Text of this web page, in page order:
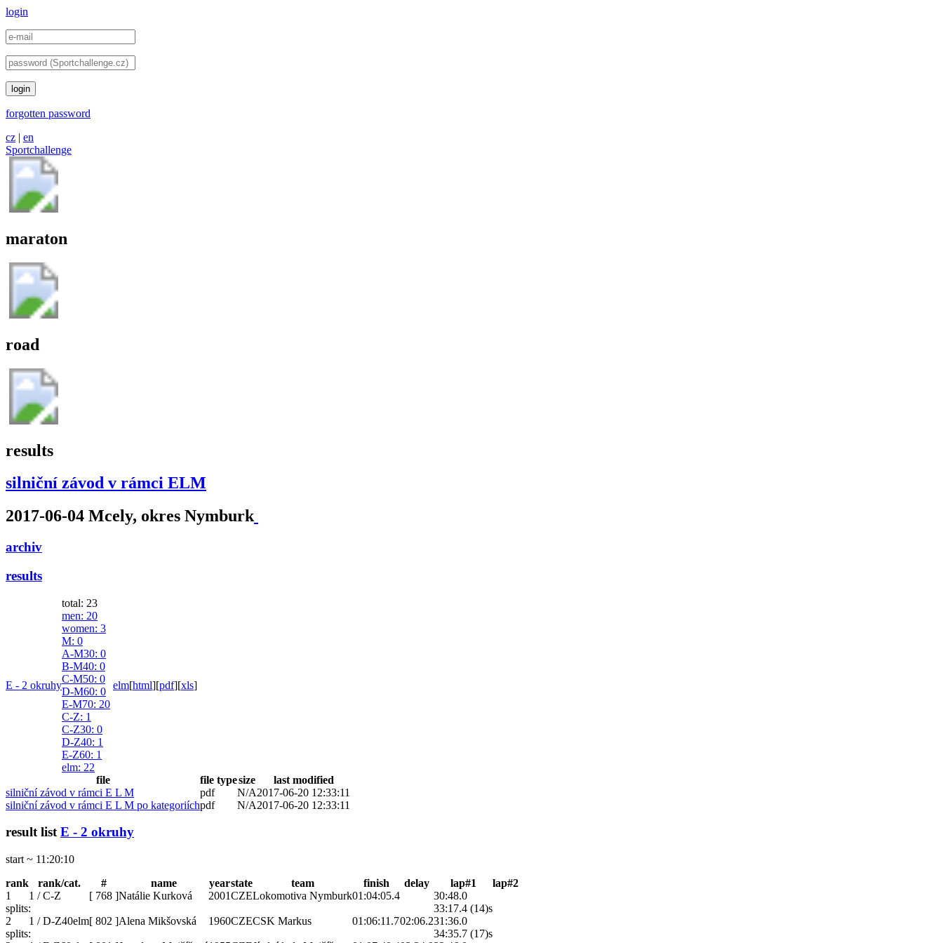
login
login
forgotten password
cz | en
Sportchallenge
maraton
road
results
silniční závod v rámci ELM
2017-06-04 Mcely, okres Nymburk
archiv
results
E - 2 okruhy
total: 23
men: 20
women: 3
M: 0
A-M30: 0
B-M40: 0
C-M50: 0
D-M60: 0
E-M70: 20
C-Z: 1
C-Z30: 0
D-Z40: 1
E-Z60: 1
elm: 22
elm[html][pdf][xls]
file file typesize
last modified
silniční závod v rámci E L M
pdf N/A2017-06-20 12:33:11
silniční závod v rámci E L M po kategoriíchpdf N/A2017-06-20 12:33:11
result listE - 2 okruhy
start ~ 11:20:10
rank
rank/cat. # name yearstate team finish delay lap#1
lap#2
1
1 / C-Z [ 768 ]Natálie Kurková 2001CZELokomotiva Nymburk01:04:05.4
30:48.0
splits:
33:17.4 (14)s
2
1 / D-Z40elm[ 802 ]Alena Mikšovská 1960CZECSK Markus 01:06:11.702:06.231:36.0
splits:
34:35.7 (17)s